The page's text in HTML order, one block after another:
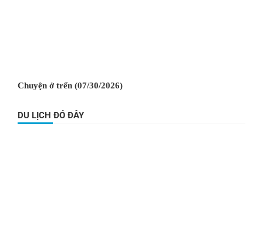
Chuyện ở trển (07/30/2026)
DU LỊCH ĐÓ ĐÂY